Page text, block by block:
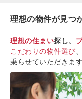
理想の物件が見つ
理想の住まい探し、
こだわりの物件選び
乗らせていただきます